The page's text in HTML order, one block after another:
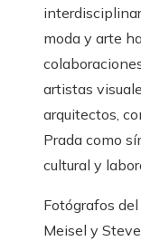
moda y arte
artistas
arquitectos,
Prada como
cultural y
Fotógrafos
Meisel y